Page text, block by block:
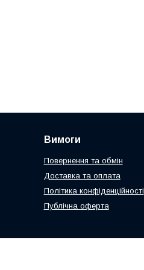
Вимоги
Повернення та обмін
Доставка та оплата
Політика конфіденційності
Публічна оферта